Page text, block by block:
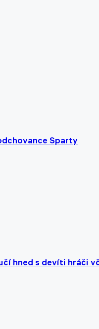
Sparty
hned s devíti hráči